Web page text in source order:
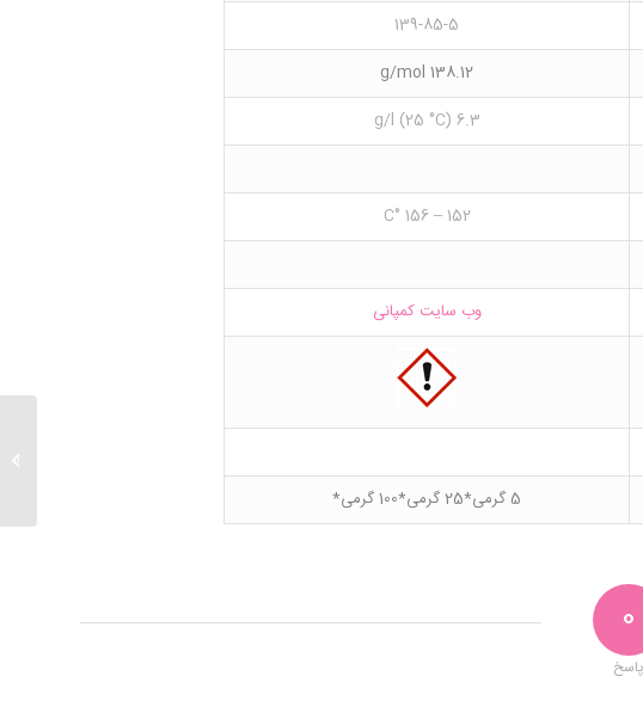
139-85-5
138.12 g/mol
6.3 g/l (25 °C)
152 – 156 °C
وب سایت کمپانی
5 گرمی*25 گرمی*100 گرمی*
0
پاسخ